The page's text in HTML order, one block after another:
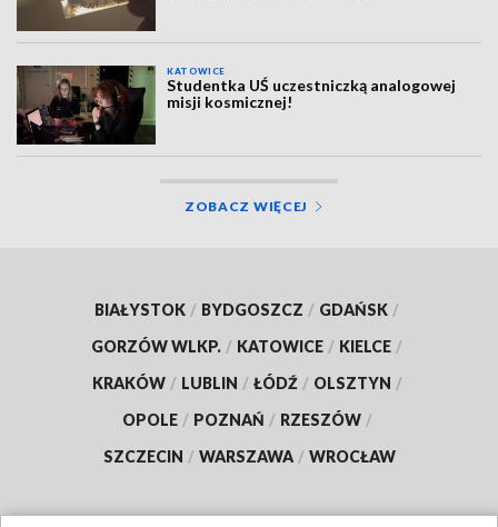
KATOWICE
Studentka UŚ uczestniczką analogowej
misji kosmicznej!
ZOBACZ WIĘCEJ
BIAŁYSTOK / BYDGOSZCZ / GDAŃSK /
GORZÓW WLKP. / KATOWICE / KIELCE /
KRAKÓW / LUBLIN / ŁÓDŹ / OLSZTYN /
OPOLE / POZNAŃ / RZESZÓW /
SZCZECIN / WARSZAWA / WROCŁAW